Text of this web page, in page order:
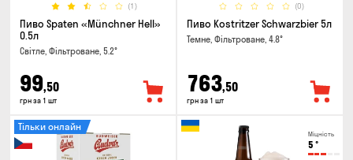
(1)
Пиво Spaten «Münchner Hell»
0.5л
Світле, Фільтроване, 5.2°
99,50
грн за 1 шт
(0)
Пиво Kostritzer Schwarzbier 5л
Темне, Фільтроване, 4.8°
763,50
грн за 1 шт
Тільки онлайн
Міцність
5 °